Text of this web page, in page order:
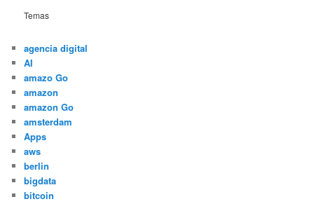
Temas
agencia digital
AI
amazo Go
amazon
amazon Go
amsterdam
Apps
aws
berlin
bigdata
bitcoin